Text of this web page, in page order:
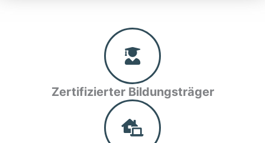
Zertifizierter Bildungsträger